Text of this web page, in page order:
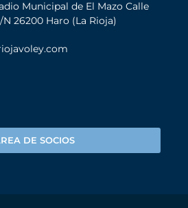
Municipal de El Mazo Calle
26200 Haro (La Rioja)
DE SOCIOS